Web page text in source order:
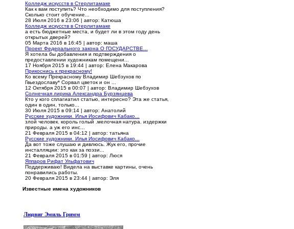
Колледж искусств в Стерлитамаке
Как к вам поступить? Что необходимо для поступления?
Сколько стоит обучение...
28 Июля 2016 в 23:06 | автор: Катюша
Колледж искусств в Стерлитамаке
а есть бюджетные места, и будет ли в этом году день
открытых дверей?
05 Марта 2016 в 16:45 | автор: маша
Проект Федерального закона О ГОСУДАРСТВЕ...
Я хотела бы добавления и подтверждения о
предоставлении художникам помещени...
17 Ноября 2015 в 19:44 | автор: Елена Макарова
Прикоснись к прекрасному!
Ко всему Прекрасному Владимир Шебзухов по
Гвьездославу* Сорвал цветок и он ...
12 Октября 2015 в 00:07 | автор: Владимир Шебзухов
Солнечная лирика Александра Бурзянцева
Кто у кого сплагиатил статью, интересно? Эта же статья,
один в один, только...
30 Июля 2015 в 09:14 | автор: Анатолий
Русские художники. Илья Иосифович Кабако...
злой человек. король голый .мелочная натура. издержки
природы. а уж его инс...
21 Февраля 2015 в 04:12 | автор: татьяна
Русские художники. Илья Иосифович Кабако...
Да вот тоже слушаю и дивлюсь. Жук его, прочие
инсталляции: это как за поэзи...
21 Февраля 2015 в 01:59 | автор: Люся
Яппаров Рифат Ульфатович
Поддерживаю! Видела на выставке картины, очень
понравились работы.
20 Февраля 2015 в 23:44 | автор: Эля
Известные имена художников
Людвиг Эмиль Гримм